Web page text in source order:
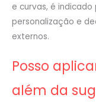
e curvas, é
personalização e
externos.
Posso
além da